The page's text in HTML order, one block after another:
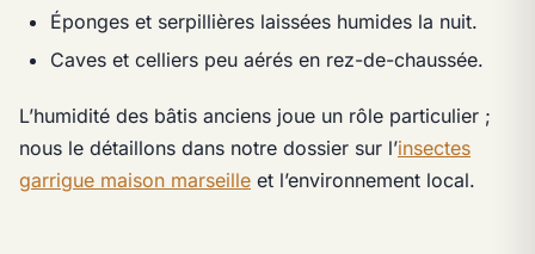
Éponges et serpillières laissées humides la nuit.
Caves et celliers peu aérés en rez-de-chaussée.
L’humidité des bâtis anciens joue un rôle particulier ;
nous le détaillons dans notre dossier sur l’insectes
garrigue maison marseille et l’environnement local.